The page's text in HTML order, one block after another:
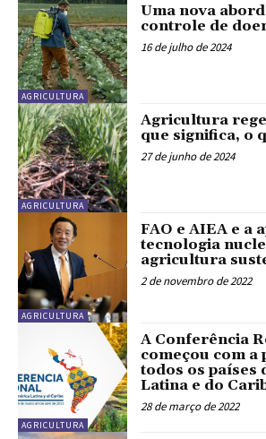
AGRICULTURA
Uma nova
controle de
16 de julho de 2024
AGRICULTURA
Agricultura
que significa, o
27 de junho de 2024
AGRICULTURA
FAO e AIEA e a
tecnologia
agricultura
2 de novembro de 2022
AGRICULTURA
A Conferência
começou com a
todos os países
Latina e do
28 de março de 2022